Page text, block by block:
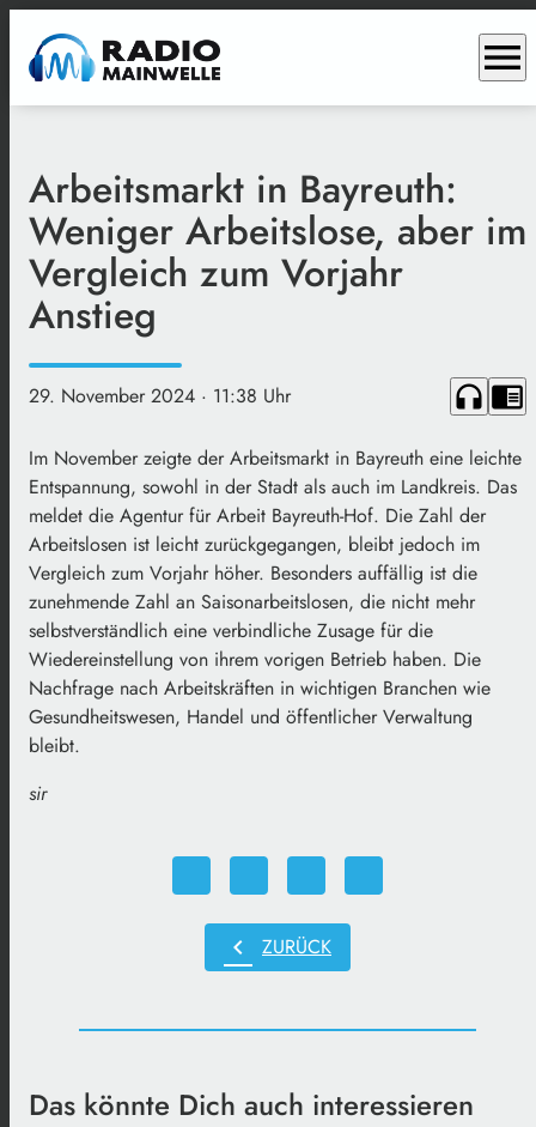
menu
Arbeitsmarkt in Bayreuth:
Weniger Arbeitslose, aber im
Vergleich zum Vorjahr
Anstieg
29. November 2024 · 11:38 Uhr headphones chrome_reader_mode
Im November zeigte der Arbeitsmarkt in Bayreuth eine leichte
Entspannung, sowohl in der Stadt als auch im Landkreis. Das
meldet die Agentur für Arbeit Bayreuth-Hof. Die Zahl der
Arbeitslosen ist leicht zurückgegangen, bleibt jedoch im
Vergleich zum Vorjahr höher. Besonders auffällig ist die
zunehmende Zahl an Saisonarbeitslosen, die nicht mehr
selbstverständlich eine verbindliche Zusage für die
Wiedereinstellung von ihrem vorigen Betrieb haben. Die
Nachfrage nach Arbeitskräften in wichtigen Branchen wie
Gesundheitswesen, Handel und öffentlicher Verwaltung
bleibt.
sir
chevron_left ZURÜCK
Das könnte Dich auch interessieren